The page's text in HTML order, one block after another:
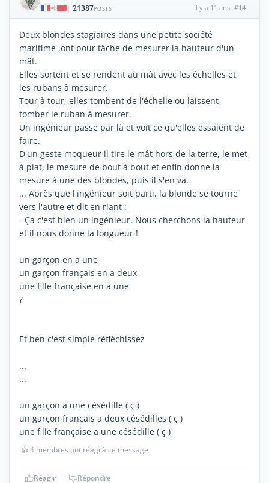
| 21387POSTS il y a 11 ans #14
Deux blondes stagiaires dans une petite société
maritime ,ont pour tâche de mesurer la hauteur d'un
mât.
Elles sortent et se rendent au mât avec les échelles et
les rubans à mesurer.
Tour à tour, elles tombent de l'échelle ou laissent
tomber le ruban à mesurer.
Un ingénieur passe par là et voit ce qu'elles essaient de
faire.
D'un geste moqueur il tire le mât hors de la terre, le met
à plat, le mesure de bout à bout et enfin donne la
mesure à une des blondes, puis il s'en va.
... Après que l'ingénieur soit parti, la blonde se tourne
vers l'autre et dit en riant :
- Ça c'est bien un ingénieur. Nous cherchons la hauteur
et il nous donne la longueur !
un garçon en a une
un garçon français en a deux
une fille française en a une
?
Et ben c'est simple réfléchissez
...
...
un garçon a une césédille ( ç )
un garçon français a deux césédilles ( ç )
une fille française a une césédille ( ç )
👍4 membres ont réagi à ce message
Réagir Répondre